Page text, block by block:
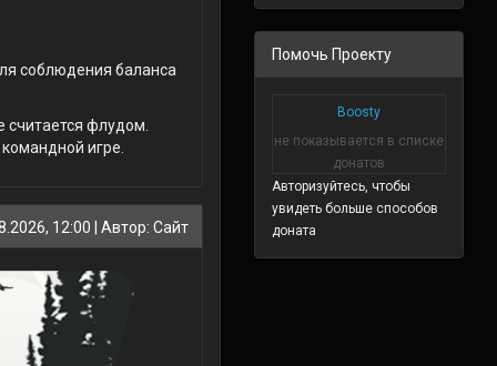
соблюдения баланса
считается флудом.
игре.
12:00 | Автор: Сайт
Помочь Проекту
Boosty
не показывается в списке
донатов
Авторизуйтесь, чтобы
увидеть больше способов
доната